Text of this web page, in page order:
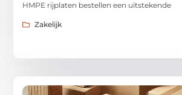
HMPE rijplaten bestellen een uitstekende
Zakelijk